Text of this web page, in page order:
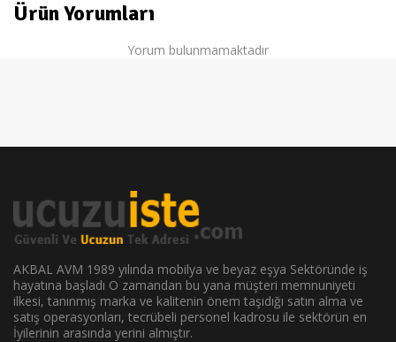
Ürün Yorumları
Yorum bulunmamaktadır
AKBAL AVM 1989 yılında mobilya ve beyaz eşya Sektöründe iş
hayatına başladı O zamandan bu yana müşteri memnuniyeti
ilkesi, tanınmış marka ve kalitenin önem taşıdığı satın alma ve
satış operasyonları, tecrübeli personel kadrosu ile sektörün en
İyilerinin arasında yerini almıştır.